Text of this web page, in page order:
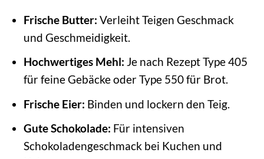
Frische Butter: Verleiht Teigen Geschmack
und Geschmeidigkeit.
Hochwertiges Mehl: Je nach Rezept Type 405
für feine Gebäcke oder Type 550 für Brot.
Frische Eier: Binden und lockern den Teig.
Gute Schokolade: Für intensiven
Schokoladengeschmack bei Kuchen und